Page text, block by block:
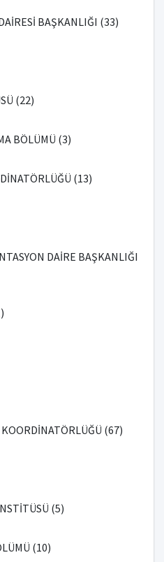
BAŞKANLIĞI (33)
(22)
BÖLÜMÜ (3)
(13)
DAİRE BAŞKANLIĞI
(67)
(5)
(10)